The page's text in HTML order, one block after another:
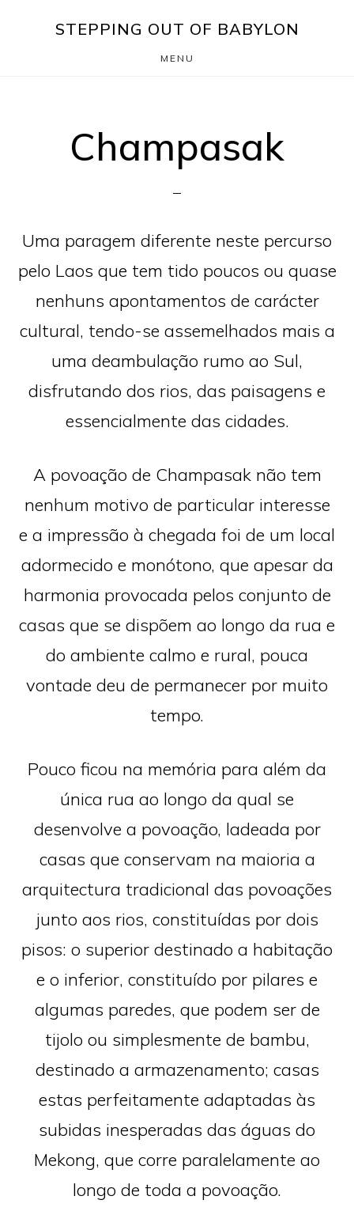
STEPPING OUT OF BABYLON
MENU
Champasak
Uma paragem diferente neste percurso
pelo Laos que tem tido poucos ou quase
nenhuns apontamentos de carácter
cultural, tendo-se assemelhados mais a
uma deambulação rumo ao Sul,
disfrutando dos rios, das paisagens e
essencialmente das cidades.
A povoação de Champasak não tem
nenhum motivo de particular interesse
e a impressão à chegada foi de um local
adormecido e monótono, que apesar da
harmonia provocada pelos conjunto de
casas que se dispõem ao longo da rua e
do ambiente calmo e rural, pouca
vontade deu de permanecer por muito
tempo.
Pouco ficou na memória para além da
única rua ao longo da qual se
desenvolve a povoação, ladeada por
casas que conservam na maioria a
arquitectura tradicional das povoações
junto aos rios, constituídas por dois
pisos: o superior destinado a habitação
e o inferior, constituído por pilares e
algumas paredes, que podem ser de
tijolo ou simplesmente de bambu,
destinado a armazenamento; casas
estas perfeitamente adaptadas às
subidas inesperadas das águas do
Mekong, que corre paralelamente ao
longo de toda a povoação.